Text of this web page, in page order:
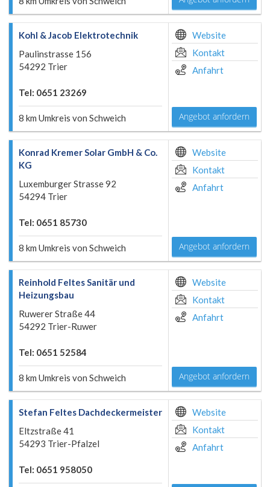
Kohl & Jacob Elektrotechnik
Paulinstrasse 156
54292 Trier
Tel: 0651 23269
8 km Umkreis von Schweich
Website
Kontakt
Anfahrt
Angebot anfordern
Konrad Kremer Solar GmbH & Co.
KG
Luxemburger Strasse 92
54294 Trier
Tel: 0651 85730
8 km Umkreis von Schweich
Website
Kontakt
Anfahrt
Angebot anfordern
Reinhold Feltes Sanitär und
Heizungsbau
Ruwerer Straße 44
54292 Trier-Ruwer
Tel: 0651 52584
8 km Umkreis von Schweich
Website
Kontakt
Anfahrt
Angebot anfordern
Stefan Feltes Dachdeckermeister
Eltzstraße 41
54293 Trier-Pfalzel
Tel: 0651 958050
Website
Kontakt
Anfahrt